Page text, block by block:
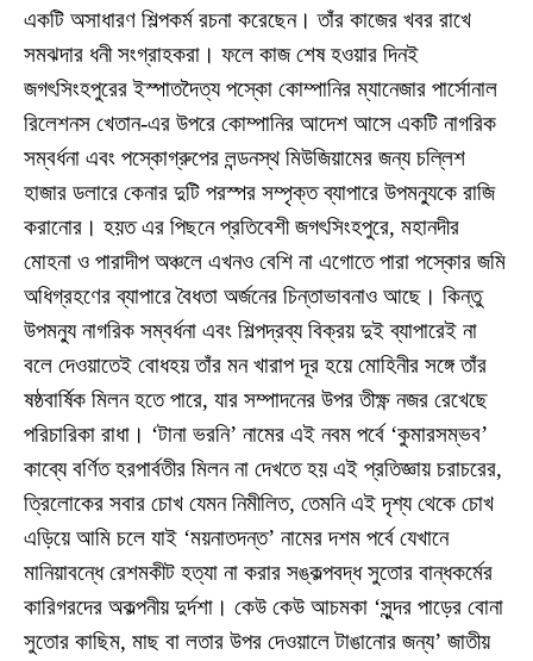
একটি অসাধারণ শিল্পকর্ম রচনা করেছেন। তাঁর কাজের খবর রাখে
সমঝদার ধনী সংগ্রাহকরা। ফলে কাজ শেষ হওয়ার দিনই
জগৎসিংহপুরের ইস্পাতদৈত্য পস্কো কোম্পানির ম্যানেজার পার্সোনাল
রিলেশনস খেতান-এর উপরে কোম্পানির আদেশ আসে একটি নাগরিক
সম্বর্ধনা এবং পস্কোগ্রুপের লন্ডনস্থ মিউজিয়ামের জন্য চল্লিশ
হাজার ডলারে কেনার দুটি পরস্পর সম্পৃক্ত ব্যাপারে উপমন্যুকে রাজি
করানোর। হয়ত এর পিছনে প্রতিবেশী জগৎসিংহপুরে, মহানদীর
মোহনা ও পারাদীপ অঞ্চলে এখনও বেশি না এগোতে পারা পস্কোর জমি
অধিগ্রহণের ব্যাপারে বৈধতা অর্জনের চিন্তাভাবনাও আছে। কিন্তু
উপমন্যু নাগরিক সম্বর্ধনা এবং শিল্পদ্রব্য বিক্রয় দুই ব্যাপারেই না
বলে দেওয়াতেই বোধহয় তাঁর মন খারাপ দূর হয়ে মোহিনীর সঙ্গে তাঁর
ষষ্ঠবার্ষিক মিলন হতে পারে, যার সম্পাদনের উপর তীক্ষ্ণ নজর রেখেছে
পরিচারিকা রাধা। ‘টানা ভরনি’ নামের এই নবম পর্বে ‘কুমারসম্ভব’
কাব্যে বর্ণিত হরপার্বতীর মিলন না দেখতে হয় এই প্রতিজ্ঞায় চরাচরের,
ত্রিলোকের সবার চোখ যেমন নিমীলিত, তেমনি এই দৃশ্য থেকে চোখ
এড়িয়ে আমি চলে যাই ‘ময়নাতদন্ত’ নামের দশম পর্বে যেখানে
মানিয়াবন্ধে রেশমকীট হত্যা না করার সঙ্কল্পবদ্ধ সুতোর বান্ধকর্মের
কারিগরদের অকল্পনীয় দুর্দশা। কেউ কেউ আচমকা ‘সুন্দর পাড়ের বোনা
সুতোর কাছিম, মাছ বা লতার উপর দেওয়ালে টাঙানোর জন্য’ জাতীয়